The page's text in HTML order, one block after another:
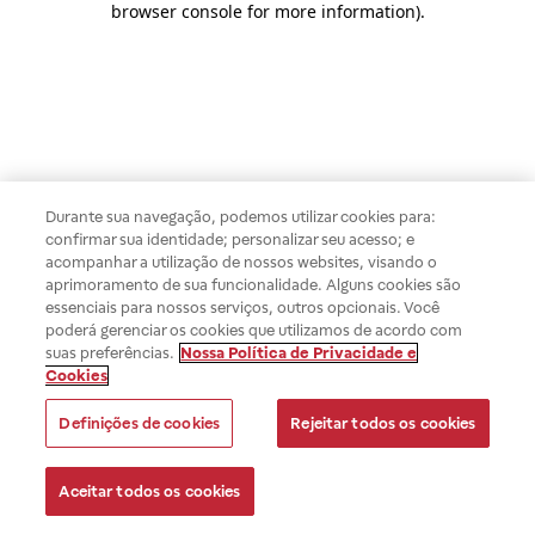
browser console for more information).
Durante sua navegação, podemos utilizar cookies para:
confirmar sua identidade; personalizar seu acesso; e
acompanhar a utilização de nossos websites, visando o
aprimoramento de sua funcionalidade. Alguns cookies são
essenciais para nossos serviços, outros opcionais. Você
poderá gerenciar os cookies que utilizamos de acordo com
suas preferências. Nossa Política de Privacidade e
Cookies
Definições de cookies Rejeitar todos os cookies
Aceitar todos os cookies